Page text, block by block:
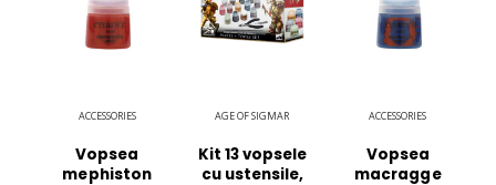
ACCESSORIES
Vopsea
mephiston
AGE OF SIGMAR
Kit 13 vopsele
cu ustensile,
ACCESSORIES
Vopsea
macragge